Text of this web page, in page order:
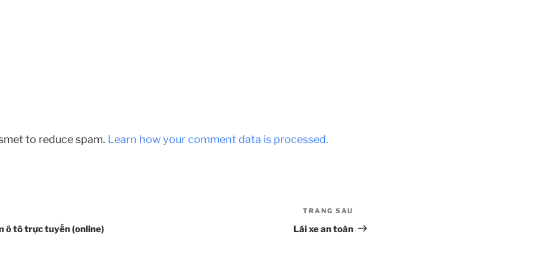
to reduce spam. Learn how your comment data is processed.
ô tô trực tuyến (online)
tiếp
TRANG SAU
Lái xe an toàn